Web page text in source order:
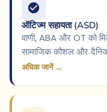
ऑटिज्म सहायता (ASD)
वाणी, ABA और OT को
सामाजिक कौशल और
अधिक जानें →